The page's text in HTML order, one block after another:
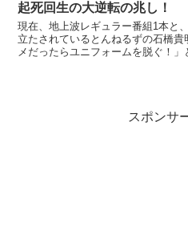
起死回生の大逆転の兆し！
現在、地上波レギュラー番組1本と
立たされているとんねるずの石橋
メだったらユニフォームを脱ぐ！」
スポンサ